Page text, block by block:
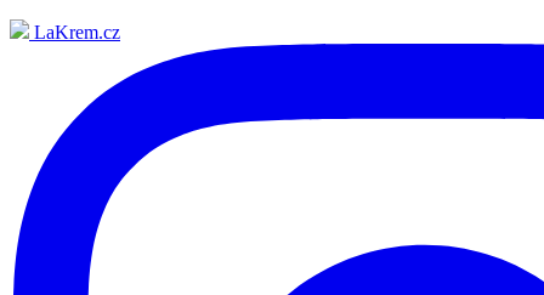
LaKrem.cz